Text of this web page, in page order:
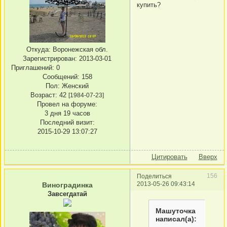
Откуда: Воронежская обл.
Зарегистрирован: 2013-03-01
Приглашений: 0
Сообщений: 158
Пол: Женский
Возраст: 42 [1984-07-23]
Провел на форуме:
3 дня 19 часов
Последний визит:
2015-10-29 13:07:27
купить?
Цитировать Вверх
Поделиться
156
2013-05-26 09:43:14
Виноградинка
Завсегдатай
Машуточка
написал(а):